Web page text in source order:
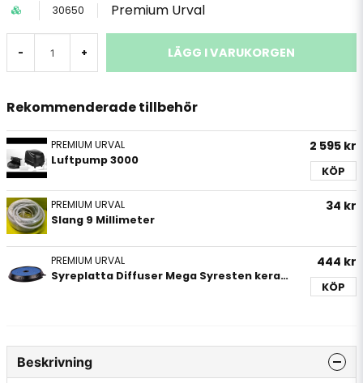
30650 Premium Urval
- + LÄGG I VARUKORGEN
Rekommenderade tillbehör
PREMIUM URVAL
Luftpump 3000
2 595 kr
KÖP
PREMIUM URVAL
Slang 9 Millimeter
34 kr
PREMIUM URVAL
Syreplatta Diffuser Mega Syresten keramisk
444 kr
KÖP
Beskrivning